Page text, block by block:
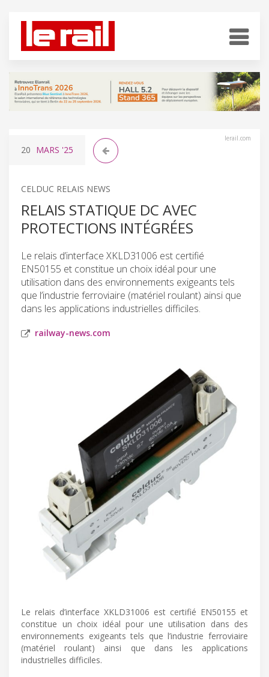
lerail.com
20 MARS '25
CELDUC RELAIS NEWS
RELAIS STATIQUE DC AVEC
PROTECTIONS INTÉGRÉES
Le relais d’interface XKLD31006 est certifié
EN50155 et constitue un choix idéal pour une
utilisation dans des environnements exigeants tels
que l’industrie ferroviaire (matériel roulant) ainsi que
dans les applications industrielles difficiles.
railway-news.com
Le relais d’interface XKLD31006 est certifié EN50155 et
constitue un choix idéal pour une utilisation dans des
environnements exigeants tels que l’industrie ferroviaire
(matériel roulant) ainsi que dans les applications
industrielles difficiles.